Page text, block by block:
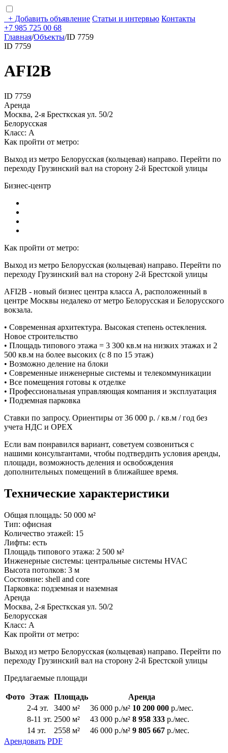
+ Добавить объявление Статьи и интервью Контакты
+7 985 725 00 68
Главная/Объекты/ID 7759
ID 7759
AFI2B
ID 7759
Аренда
Москва, 2-я Бресткская ул. 50/2
Белорусская
Класс: А
Как пройти от метро:
Выход из метро Белорусская (кольцевая) направо. Перейти по
переходу Грузинский вал на сторону 2-й Брестской улицы
Бизнес-центр
Как пройти от метро:
Выход из метро Белорусская (кольцевая) направо. Перейти по
переходу Грузинский вал на сторону 2-й Брестской улицы
AFI2B - новый бизнес центра класса А, расположенный в
центре Москвы недалеко от метро Белорусская и Белорусского
вокзала.
• Современная архитектура. Высокая степень остекления.
Новое строительство
• Площадь типового этажа = 3 300 кв.м на низких этажах и 2
500 кв.м на более высоких (с 8 по 15 этаж)
• Возможно деление на блоки
• Современные инженерные системы и телекоммуникации
• Все помещения готовы к отделке
• Профессиональная управляющая компания и эксплуатация
• Подземная парковка
Ставки по запросу. Ориентиры от 36 000 р. / кв.м / год без
учета НДС и ОРЕХ
Если вам понравился вариант, советуем созвониться с
нашими консультантами, чтобы подтвердить условия аренды,
площади, возможность деления и освобождения
дополнительных помещений в ближайшее время.
Технические характеристики
Общая площадь: 50 000 м²
Тип: офисная
Количество этажей: 15
Лифты: есть
Площадь типового этажа: 2 500 м²
Инженерные системы: центральные системы HVAC
Высота потолков: 3 м
Состояние: shell and core
Парковка: подземная и наземная
Аренда
Москва, 2-я Бресткская ул. 50/2
Белорусская
Класс: А
Как пройти от метро:
Выход из метро Белорусская (кольцевая) направо. Перейти по
переходу Грузинский вал на сторону 2-й Брестской улицы
Предлагаемые площади
Фото Этаж Площадь
Аренда
2-4 эт.
3400 м² 36 000 р./м² 10 200 000 р./мес.
8-11 эт. 2500 м² 43 000 р./м² 8 958 333 р./мес.
14 эт.
2558 м² 46 000 р./м² 9 805 667 р./мес.
Арендовать PDF